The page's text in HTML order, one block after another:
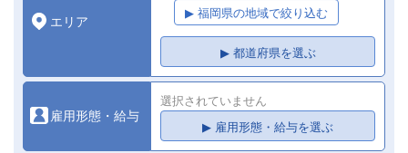
エリア
▶ 福岡県の地域で絞り込む
▶ 都道府県を選ぶ
雇用形態・給与
選択されていません
▶ 雇用形態・給与を選ぶ